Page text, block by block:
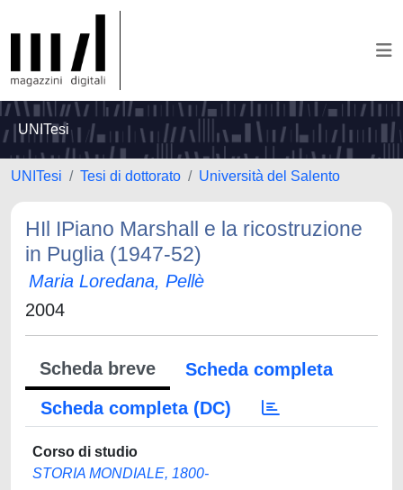
UNITesi
UNITesi Tesi di dottorato Università del Salento
HIl IPiano Marshall e la ricostruzione
in Puglia (1947-52)
Maria Loredana, Pellè
2004
Scheda breve
Scheda completa
Scheda completa (DC)
Corso di studio
STORIA MONDIALE, 1800-